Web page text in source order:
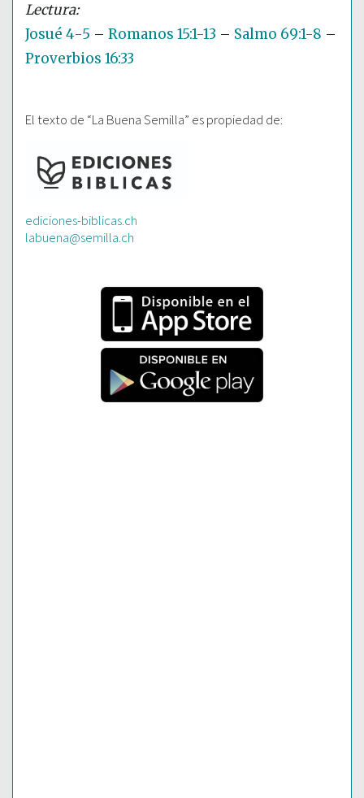
Josué 4-5 – Romanos 15:1-13 – Salmo 69:1-8 –
Proverbios 16:33
El texto de “La Buena Semilla” es propiedad de:
ediciones-biblicas.ch
labuena@semilla.ch